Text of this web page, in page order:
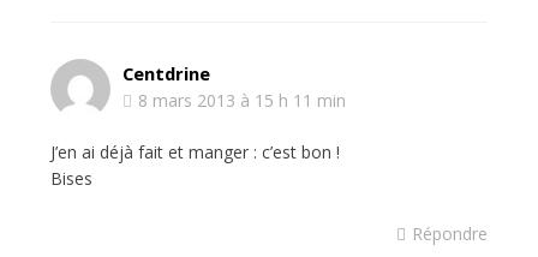
Centdrine
8 mars 2013 à 15 h 11 min
J’en ai déjà fait et manger : c’est bon !
Bises
Répondre